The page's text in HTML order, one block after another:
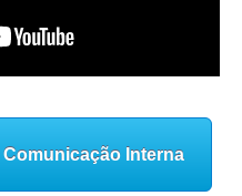
Interna